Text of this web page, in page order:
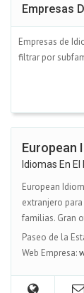
Empresas
Empresas de
filtrar por
European
Idiomas En
European
extranjero
familias. Gran
Paseo de la
Web Empresa: